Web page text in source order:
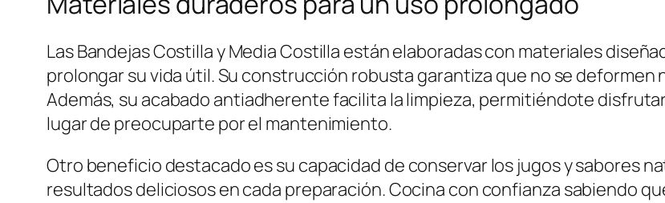
Las Bandejas Costilla y Media Costilla están elaboradas con materiales
prolongar su vida útil. Su construcción robusta garantiza que no se deformen
Además, su acabado antiadherente facilita la limpieza, permitiéndote
lugar de preocuparte por el mantenimiento.
Otro beneficio destacado es su capacidad de conservar los jugos y sabores
resultados deliciosos en cada preparación. Cocina con confianza sabiendo